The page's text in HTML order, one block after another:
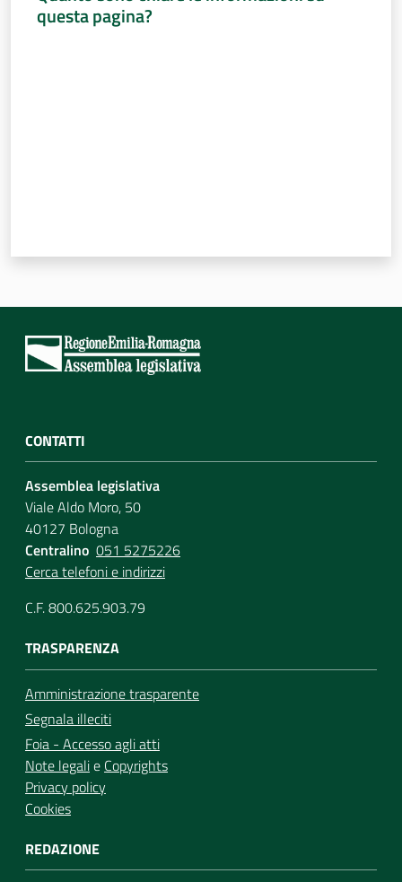
questa pagina?
CONTATTI
Assemblea legislativa
Viale Aldo Moro, 50
40127 Bologna
Centralino 051 5275226
Cerca telefoni e indirizzi
C.F. 800.625.903.79
TRASPARENZA
Amministrazione trasparente
Segnala illeciti
Foia - Accesso agli atti
Note legalie Copyrights
Privacy policy
Cookies
REDAZIONE